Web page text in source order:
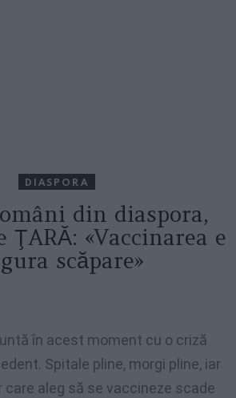
DIASPORA
din diaspora,
ŢARĂ: «Vaccinarea e
scăpare»
în acest moment cu o criză
Spitale pline, morgi pline, iar
care aleg să se vaccineze scade